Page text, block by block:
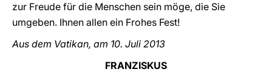
zur Freude für die Menschen sein möge, die Sie
umgeben. Ihnen allen ein Frohes Fest!
Aus dem Vatikan, am 10. Juli 2013
FRANZISKUS